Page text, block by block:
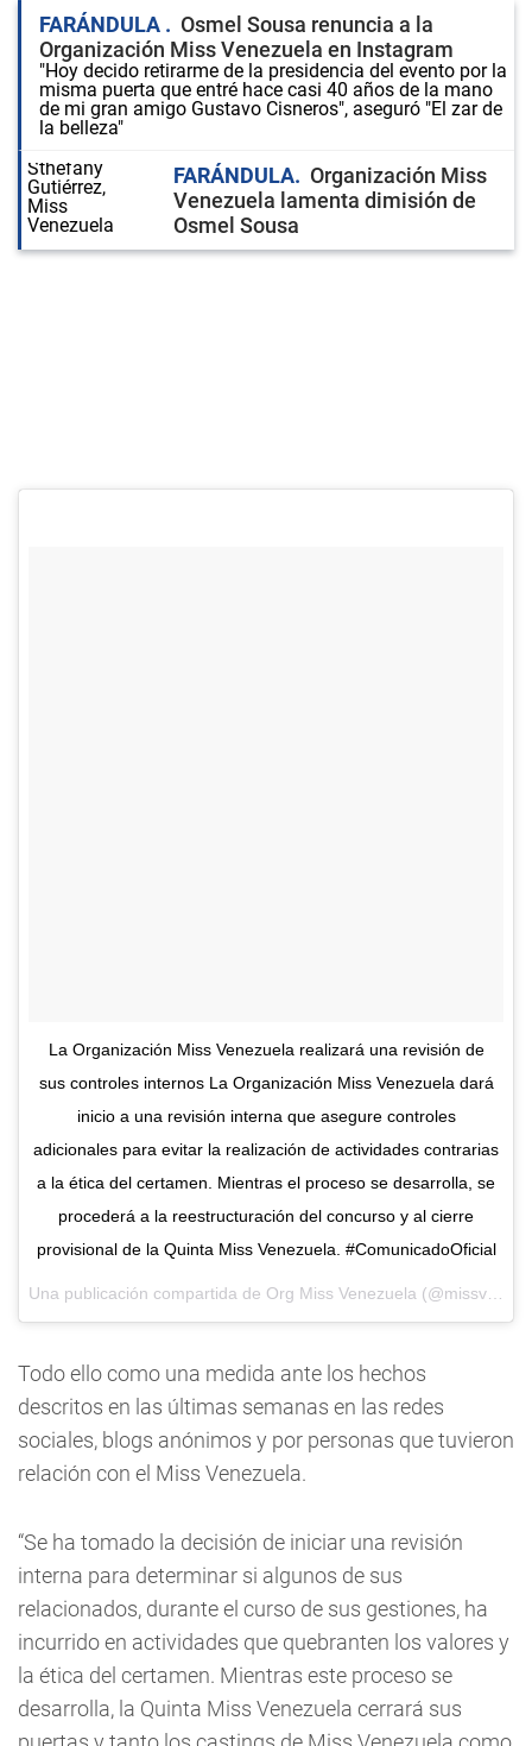
FARÁNDULA
Osmel Sousa renuncia a la
Organización Miss Venezuela en Instagram
"Hoy decido retirarme de la presidencia del evento por la
misma puerta que entré hace casi 40 años de la mano
de mi gran amigo Gustavo Cisneros", aseguró "El zar de
la belleza"
FARÁNDULA
Organización Miss
Venezuela lamenta dimisión de
Osmel Sousa
La Organización Miss Venezuela realizará una revisión de
sus controles internos La Organización Miss Venezuela dará
inicio a una revisión interna que asegure controles
adicionales para evitar la realización de actividades contrarias
a la ética del certamen. Mientras el proceso se desarrolla, se
procederá a la reestructuración del concurso y al cierre
provisional de la Quinta Miss Venezuela. #ComunicadoOficial
Una publicación compartida de Org Miss Venezuela (@missvenezuela) el
Todo ello como una medida ante los hechos
descritos en las últimas semanas en las redes
sociales, blogs anónimos y por personas que tuvieron
relación con el Miss Venezuela.
“Se ha tomado la decisión de iniciar una revisión
interna para determinar si algunos de sus
relacionados, durante el curso de sus gestiones, ha
incurrido en actividades que quebranten los valores y
la ética del certamen. Mientras este proceso se
desarrolla, la Quinta Miss Venezuela cerrará sus